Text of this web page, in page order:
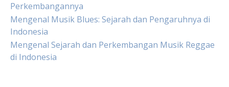
Perkembangannya
Mengenal Musik Blues: Sejarah dan Pengaruhnya di
Indonesia
Mengenal Sejarah dan Perkembangan Musik Reggae
di Indonesia